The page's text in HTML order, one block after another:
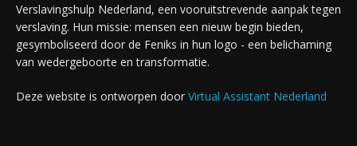
Verslavingshulp Nederland, een vooruitstrevende aanpak tegen
verslaving. Hun missie: mensen een nieuw begin bieden,
gesymboliseerd door de Feniks in hun logo - een belichaming
van wedergeboorte en transformatie.
Deze website is ontworpen door Virtual Assistant Nederland